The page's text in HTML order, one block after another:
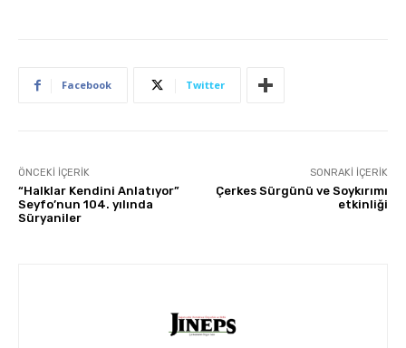
Facebook Twitter
ÖNCEKI İÇERIK
“Halklar Kendini Anlatıyor”
Seyfo’nun 104. yılında
Süryaniler
SONRAKI İÇERIK
Çerkes Sürgünü ve Soykırımı
etkinliği